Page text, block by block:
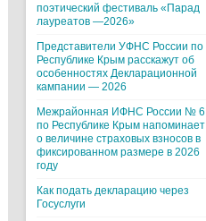
поэтический фестиваль «Парад
лауреатов —2026»
Представители УФНС России по
Республике Крым расскажут об
особенностях Декларационной
кампании — 2026
Межрайонная ИФНС России № 6
по Республике Крым напоминает
о величине страховых взносов в
фиксированном размере в 2026
году
Как подать декларацию через
Госуслуги